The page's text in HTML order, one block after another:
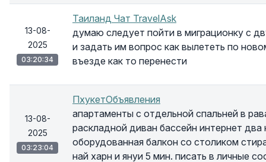
13-08-
2025
03:20:34
Таиланд Чат TravelAsk
думаю следует пойти в миграционку с
и задать им вопрос как вылететь по
въезде как то перенести
13-08-
2025
03:23:04
ПхукетОбъявления
апартаменты с отдельной спальней в
раскладной диван бассейн интернет
оборудованная балкон со столиком
най харн и януи 5 мин. писать в личные